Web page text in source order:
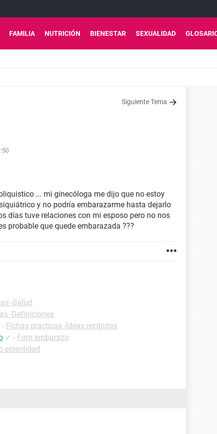
FAMILIA NUTRICIÓN BIENESTAR SEXUALIDAD
Siguiente Tema
... mi ginecóloga me dijo que no estoy
y no podría embarazarme hasta dejarlo
días tuve relaciones con mi esposo pero no nos
probable que quede embarazada ???
-Salud
-Definiciones
- Fichas prácticas -Ideas recibidas
✓ - Foro embarazo
esterilidad